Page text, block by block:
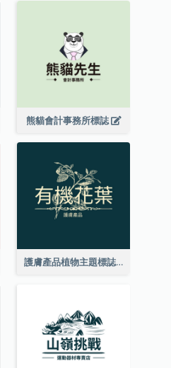
熊貓會計事務所標誌
護膚產品植物主題標誌